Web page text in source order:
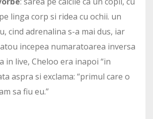
linga corp si ridea cu ochii. un
cind adrenalina s-a mai dus, iar
incepea numaratoarea inversa
in live, Cheloo era inapoi “in
aspra si exclama: “primul care o
sa fiu eu.”